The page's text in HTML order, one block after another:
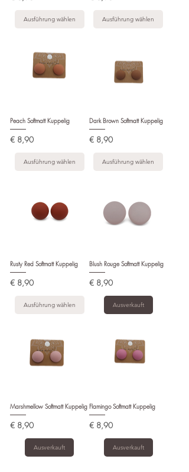
Ausführung wählen Ausführung wählen
Peach Softmatt Kuppelig
Preis
€ 8,90
Ausführung wählen
Dark Brown Softmatt Kuppelig
Preis
€ 8,90
Ausführung wählen
Rusty Red Softmatt Kuppelig
Preis
€ 8,90
Ausführung wählen
Blush Rouge Softmatt Kuppelig
Preis
€ 8,90
Ausverkauft
Marshmellow Softmatt Kuppelig
Preis
€ 8,90
Ausverkauft
Flamingo Softmatt Kuppelig
Preis
€ 8,90
Ausverkauft